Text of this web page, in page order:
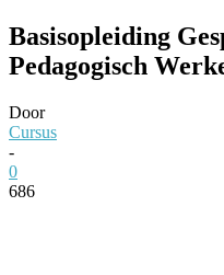
Basisopleiding
Pedagogisch
Door
Cursus
-
0
686